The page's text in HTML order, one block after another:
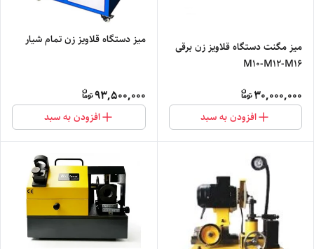
میز مگنت دستگاه قلاویز زن برقی
M10-M12-M16
30,000,000
افزودن به سبد
میز دستگاه قلاویز زن تمام شیار
93,500,000
افزودن به سبد